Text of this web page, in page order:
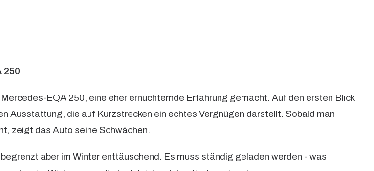
250
EQA 250, eine eher ernüchternde Erfahrung gemacht. Auf den ersten Blick
Ausstattung, die auf Kurzstrecken ein echtes Vergnügen darstellt. Sobald man
zeigt das Auto seine Schwächen.
aber im Winter enttäuschend. Es muss ständig geladen werden - was